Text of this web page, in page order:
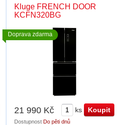
Kluge FRENCH DOOR
KCFN320BG
21 990 Kč ks
Dostupnost Do pěti dnů
Doprava zdarma